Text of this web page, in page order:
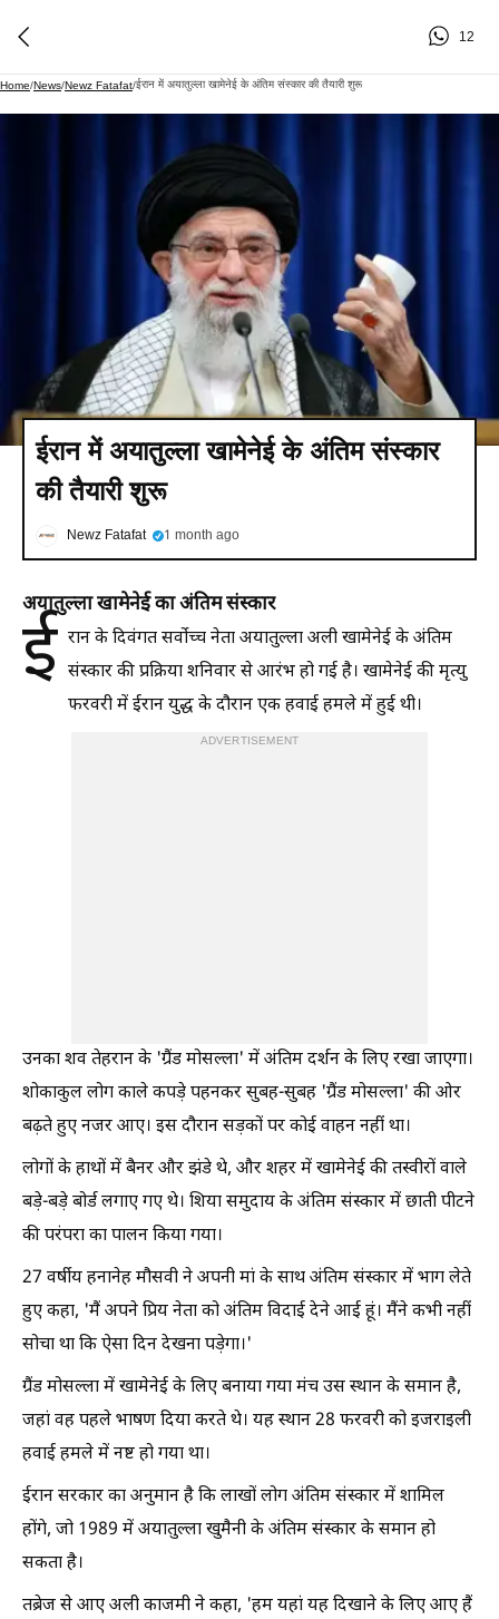
12
Home/News/Newz Fatafat/ईरान में अयातुल्ला खामेनेई के अंतिम संस्कार की तैयारी शुरू
ईरान में अयातुल्ला खामेनेई के अंतिम संस्कार
की तैयारी शुरू
Newz Fatafat 1 month ago
अयातुल्ला खामेनेई का अंतिम संस्कार
ई रान के दिवंगत सर्वोच्च नेता अयातुल्ला अली खामेनेई के अंतिम
संस्कार की प्रक्रिया शनिवार से आरंभ हो गई है। खामेनेई की मृत्यु
फरवरी में ईरान युद्ध के दौरान एक हवाई हमले में हुई थी।
ADVERTISEMENT
उनका शव तेहरान के 'ग्रैंड मोसल्ला' में अंतिम दर्शन के लिए रखा जाएगा।
शोकाकुल लोग काले कपड़े पहनकर सुबह-सुबह 'ग्रैंड मोसल्ला' की ओर
बढ़ते हुए नजर आए। इस दौरान सड़कों पर कोई वाहन नहीं था।
लोगों के हाथों में बैनर और झंडे थे, और शहर में खामेनेई की तस्वीरों वाले
बड़े-बड़े बोर्ड लगाए गए थे। शिया समुदाय के अंतिम संस्कार में छाती पीटने
की परंपरा का पालन किया गया।
27 वर्षीय हनानेह मौसवी ने अपनी मां के साथ अंतिम संस्कार में भाग लेते
हुए कहा, 'मैं अपने प्रिय नेता को अंतिम विदाई देने आई हूं। मैंने कभी नहीं
सोचा था कि ऐसा दिन देखना पड़ेगा।'
ग्रैंड मोसल्ला में खामेनेई के लिए बनाया गया मंच उस स्थान के समान है,
जहां वह पहले भाषण दिया करते थे। यह स्थान 28 फरवरी को इजराइली
हवाई हमले में नष्ट हो गया था।
ईरान सरकार का अनुमान है कि लाखों लोग अंतिम संस्कार में शामिल
होंगे, जो 1989 में अयातुल्ला खुमैनी के अंतिम संस्कार के समान हो
सकता है।
तब्रेज से आए अली काजमी ने कहा, 'हम यहां यह दिखाने के लिए आए हैं